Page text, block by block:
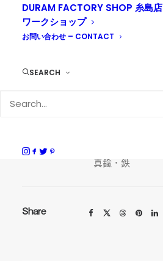
DURAM FACTORY SHOP 糸島店
ワークショップ
お問い合わせ – CONTACT
SEARCH
DURAM ベルトポーチSS 25012
素材
真鍮・鉄
Share